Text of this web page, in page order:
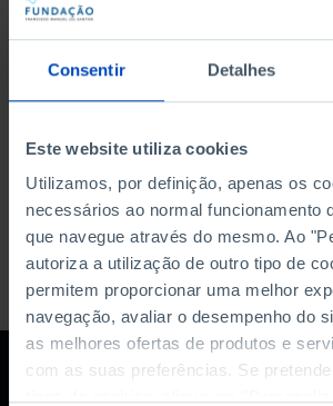
Consentir Detalhes
Este website utiliza cookies
Utilizamos, por definição, apenas os
necessários ao normal funcionamento
que navegue através do mesmo. Ao
autoriza a utilização de outro tipo de
permitem proporcionar uma melhor
navegação, avaliar o desempenho do
as melhores ofertas de produtos e
com as suas preferências. Se
DATA DE INÍCIO
DATA DE FIM